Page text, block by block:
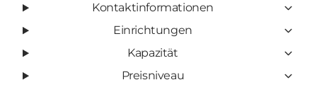
Kontaktinformationen
Einrichtungen
Kapazität
Preisniveau